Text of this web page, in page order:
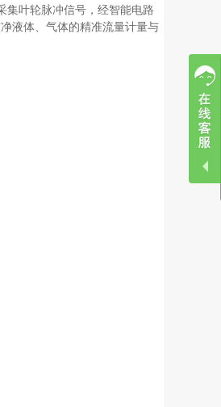
集叶轮脉冲信号，经智能电路
液体、气体的精准流量计量与